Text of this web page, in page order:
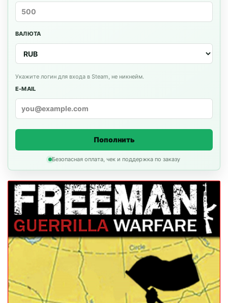
ВАЛЮТА
Укажите логин для входа в Steam, не никнейм.
E-MAIL
Пополнить
Безопасная оплата, чек и поддержка по заказу